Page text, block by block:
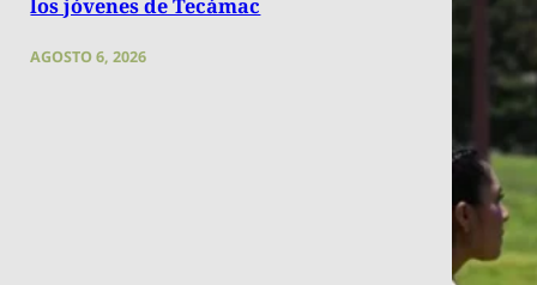
los jóvenes de Tecámac
AGOSTO 6, 2026